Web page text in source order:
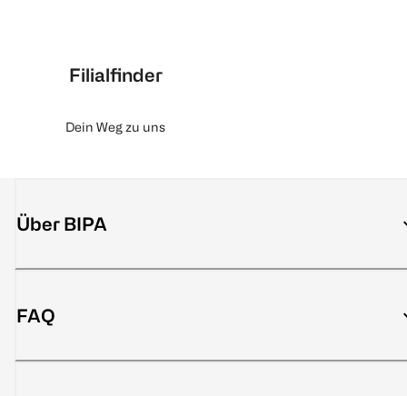
Filialfinder
Dein Weg zu uns
Über BIPA
FAQ